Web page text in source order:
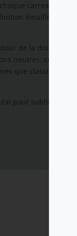
carreau
émaillée
de la douche,
neutres, créant une
que classiques, en
pour sublimer une